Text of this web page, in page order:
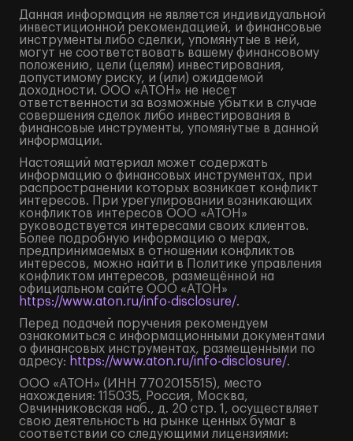
Данная информация не является индивидуальной
инвестиционной рекомендацией, и финансовые
инструменты либо сделки, упомянутые в ней,
могут не соответствовать вашему финансовому
положению, цели (целям) инвестирования,
допустимому риску, и (или) ожидаемой
доходности. ООО «АТОН» не несет
ответственности за возможные убытки в случае
совершения сделок либо инвестирования в
финансовые инструменты, упомянутые в данной
информации.
Настоящий материал может содержать
информацию о финансовых инструментах, при
распространении которых возникает конфликт
интересов. При урегулировании возникающих
конфликтов интересов ООО «АТОН»
руководствуется интересами своих клиентов.
Более подробную информацию о мерах,
предпринимаемых в отношении конфликтов
интересов, можно найти в Политике управления
конфликтом интересов, размещённой на
официальном сайте ООО «АТОН»
https://www.aton.ru/info-disclosure/.
Перед подачей поручения рекомендуем
ознакомиться с информационными документами
о финансовых инструментах, размещенными по
адресу: https://www.aton.ru/info-disclosure/.
ООО «АТОН» (ИНН 7702015515), место
нахождения: 115035, Россия, Москва,
Овчинниковская наб., д. 20 стр. 1, осуществляет
свою деятельность на рынке ценных бумаг в
соответствии со следующими лицензиями: